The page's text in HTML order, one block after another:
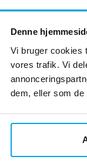
Denne
Vi bruger cookies
vores trafik. Vi
dem, eller som